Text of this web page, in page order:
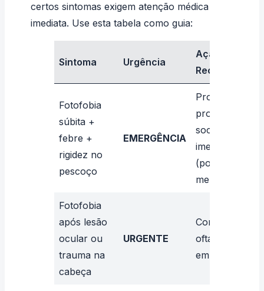
certos sintomas exigem atenção médica
imediata. Use esta tabela como guia:
Sintoma Urgência
Ação
Recomendada
Fotofobia
súbita +
febre +
rigidez no
pescoço
EMERGÊNCIA
Procure
pronto-
socorro
imediatamente
(possível
meningite)
Fotofobia
após lesão
ocular ou
trauma na
cabeça
URGENTE
Consulte
oftalmologista
em 24 horas